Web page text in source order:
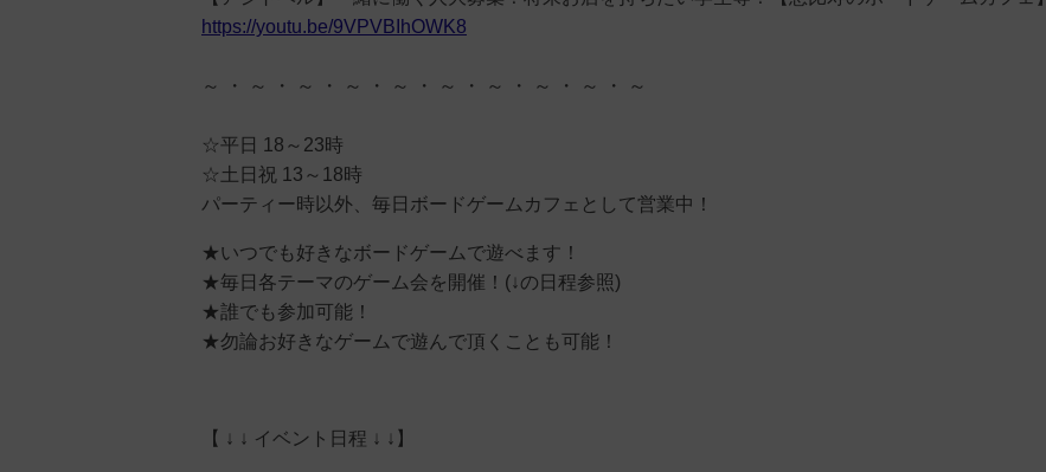
https://youtu.be/9VPVBIhOWK8
～ ・ ～ ・ ～ ・ ～ ・ ～ ・ ～ ・ ～ ・ ～ ・ ～ ・ ～
☆平日 18～23時
☆土日祝 13～18時
パーティー時以外、毎日ボードゲームカフェとして営業中！
★いつでも好きなボードゲームで遊べます！
★毎日各テーマのゲーム会を開催！(↓の日程参照)
★誰でも参加可能！
★勿論お好きなゲームで遊んで頂くことも可能！
【 ↓ ↓ イベント日程 ↓ ↓】